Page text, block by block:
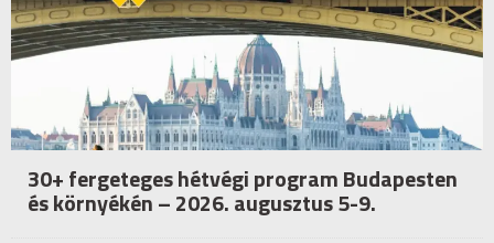
30+ fergeteges hétvégi program Budapesten
és környékén – 2026. augusztus 5-9.